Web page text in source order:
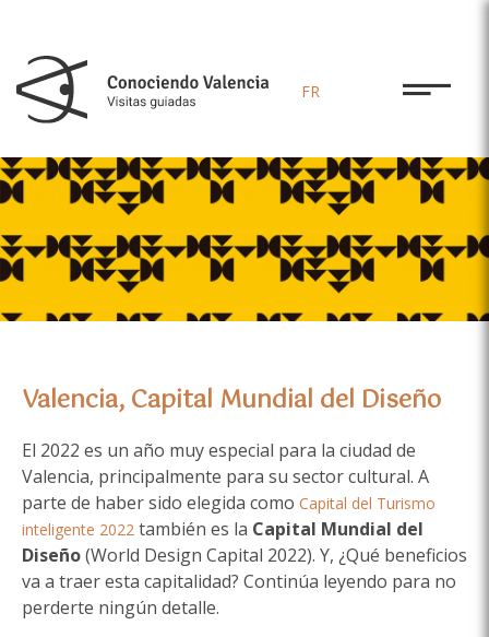
FR
Valencia, Capital Mundial del Diseño
El 2022 es un año muy especial para la ciudad de
Valencia, principalmente para su sector cultural. A
parte de haber sido elegida como Capital del Turismo
inteligente 2022 también es la Capital Mundial del
Diseño(World Design Capital 2022). Y, ¿Qué beneficios
va a traer esta capitalidad? Continúa leyendo para no
perderte ningún detalle.